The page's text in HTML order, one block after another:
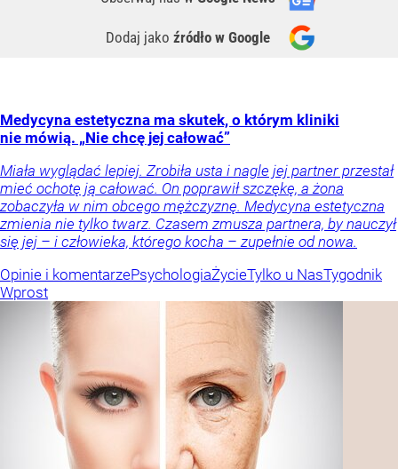
Dodaj jako źródło w Google
Medycyna estetyczna ma skutek, o którym kliniki
nie mówią. „Nie chcę jej całować”
Miała wyglądać lepiej. Zrobiła usta i nagle jej partner przestał
mieć ochotę ją całować. On poprawił szczękę, a żona
zobaczyła w nim obcego mężczyznę. Medycyna estetyczna
zmienia nie tylko twarz. Czasem zmusza partnera, by nauczył
się jej – i człowieka, którego kocha – zupełnie od nowa.
Opinie i komentarzePsychologiaŻycieTylko u NasTygodnik
Wprost